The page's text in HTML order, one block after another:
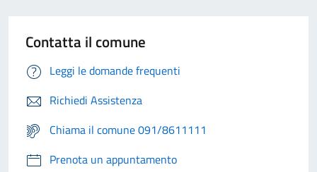
Contatta il comune
Leggi le domande frequenti
Richiedi Assistenza
Chiama il comune 091/8611111
Prenota un appuntamento